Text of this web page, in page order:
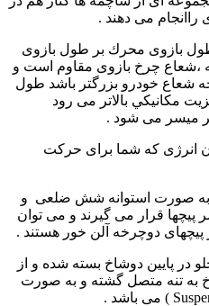
می دهند .
بازوی محرك بر طول بازوی
چرخ بازوی مقاوم است و
شعاع خودرو بزرگتر باشد طول
مكانيكي بالاتر می رود
ميسر می شود .
انرژی که شما برای حرکت
به صورت استوانه شش ضلعی و
پیچها قرار می گیرند و می توان
دوچرخه آلن خور هستند .
در پایین دوشاخ بسته شده و از
به تنه متصل گشته و به صورت